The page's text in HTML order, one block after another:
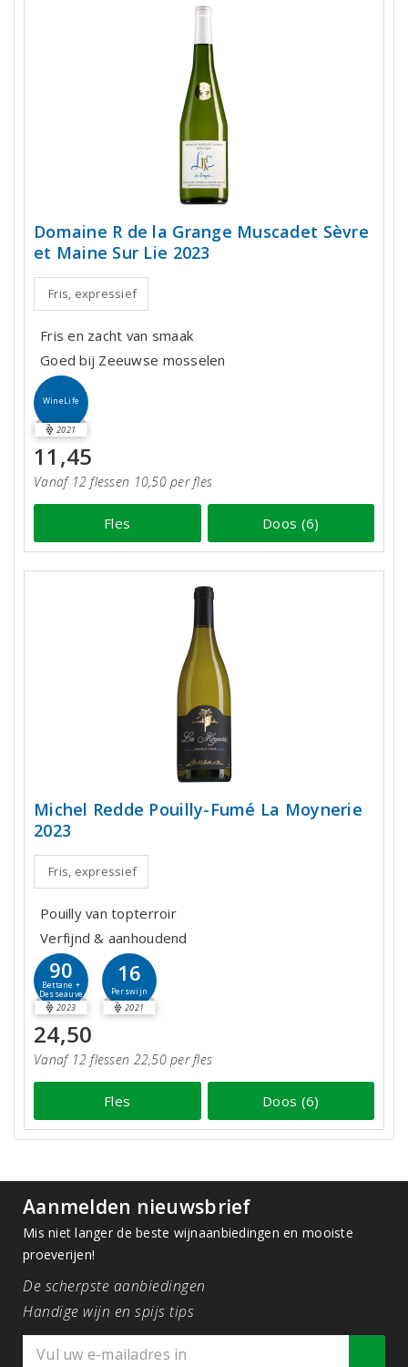
Domaine R de la Grange Muscadet Sèvre
et Maine Sur Lie 2023
Fris, expressief
Fris en zacht van smaak
Goed bij Zeeuwse mosselen
WineLife
2021
11,45
Vanaf 12 flessen 10,50 per fles
Fles Doos (6)
Michel Redde Pouilly-Fumé La Moynerie
2023
Fris, expressief
Pouilly van topterroir
Verfijnd & aanhoudend
90
Bettane +
Desseauve
2023
16
Perswijn
2021
24,50
Vanaf 12 flessen 22,50 per fles
Fles Doos (6)
Aanmelden nieuwsbrief
Mis niet langer de beste wijnaanbiedingen en mooiste
proeverijen!
De scherpste aanbiedingen
Handige wijn en spijs tips